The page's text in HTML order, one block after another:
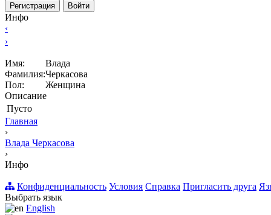
Регистрация Войти
Инфо
‹
›
Имя:
Влада
Фамилия:Черкасова
Пол:
Женщина
Описание
Пусто
Главная
›
Влада Черкасова
›
Инфо
Конфиденциальность Условия Справка Пригласить друга
Выбрать язык
English